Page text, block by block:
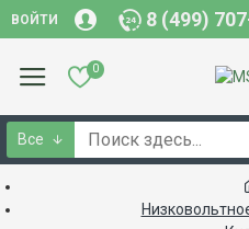
ВОЙТИ 8 (499)
0
Все